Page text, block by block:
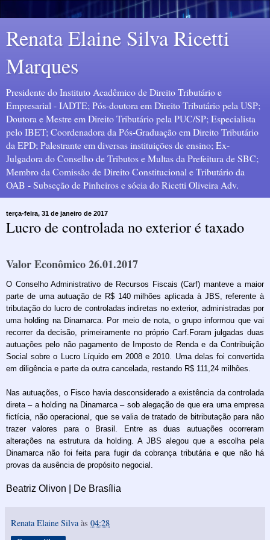
Renata Elaine Silva Ricetti
Marques
Presidente do Instituto Acadêmico de Direito Tributário e
Empresarial - IADTE; Pós-doutora em Direito Tributário pela USP;
Doutora e Mestre em Direito Tributário pela PUC/SP; Especialista
pelo IBET; Coordenadora da Pós-Graduação em Direito Tributário
da EPD; Palestrante em diversas instituições de ensino; Ex-
Julgadora do Conselho de Tributos e Multas da Prefeitura de SBC;
Membro da Comissão de Direito Constitucional e Tributário da
OAB - Subseção de Pinheiros e sócia do Ricetti Oliveira Adv.
terça-feira, 31 de janeiro de 2017
Lucro de controlada no exterior é taxado
Valor Econômico 26.01.2017
O Conselho Administrativo de Recursos Fiscais (Carf) manteve a maior
parte de uma autuação de R$ 140 milhões aplicada à JBS, referente à
tributação do lucro de controladas indiretas no exterior, administradas por
uma holding na Dinamarca. Por meio de nota, o grupo informou que vai
recorrer da decisão, primeiramente no próprio Carf.Foram julgadas duas
autuações pelo não pagamento de Imposto de Renda e da Contribuição
Social sobre o Lucro Líquido em 2008 e 2010. Uma delas foi convertida
em diligência e parte da outra cancelada, restando R$ 111,24 milhões.
Nas autuações, o Fisco havia desconsiderado a existência da controlada
direta – a holding na Dinamarca – sob alegação de que era uma empresa
fictícia, não operacional, que se valia de tratado de bitributação para não
trazer valores para o Brasil. Entre as duas autuações ocorreram
alterações na estrutura da holding. A JBS alegou que a escolha pela
Dinamarca não foi feita para fugir da cobrança tributária e que não há
provas da ausência de propósito negocial.
Beatriz Olivon | De Brasília
Renata Elaine Silva às 04:28